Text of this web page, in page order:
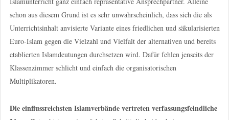
schon aus diesem Grund ist es sehr unwahrscheinlich, dass sich die als
Unterrichtsinhalt anvisierte Variante eines friedlichen und säkularisierten
Euro-Islam gegen die Vielzahl und Vielfalt der alternativen und bereits
etablierten Islamdeutungen durchsetzen wird. Dafür fehlen jenseits der
Klassenzimmer schlicht und einfach die organisatorischen
Multiplikatoren.
Die einflussreichsten Islamverbände vertreten verfassungsfeindliche